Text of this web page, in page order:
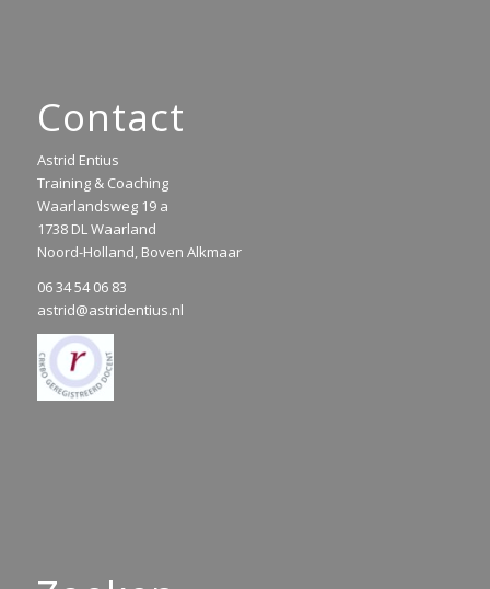
Contact
Astrid Entius
Training & Coaching
Waarlandsweg 19 a
1738 DL Waarland
Noord-Holland, Boven Alkmaar
06 34 54 06 83
astrid@astridentius.nl